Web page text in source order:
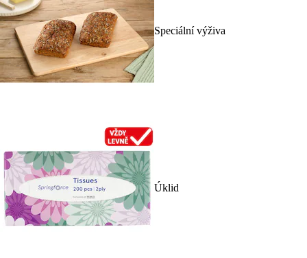
Speciální výživa
Úklid